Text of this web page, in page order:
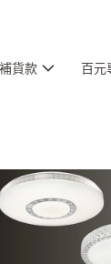
貨款 百元